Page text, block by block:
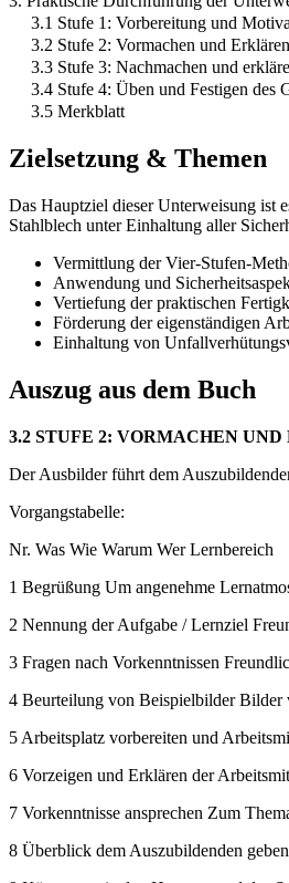
3.1 Stufe 1: Vorbereitung und
3.2 Stufe 2: Vormachen und
3.3 Stufe 3: Nachmachen und
3.4 Stufe 4: Üben und Festigen des
3.5 Merkblatt
Zielsetzung & Themen
Das Hauptziel dieser Unterweisung ist
Stahlblech unter Einhaltung aller
Vermittlung der Vier-Stufen-
Anwendung und
Vertiefung der praktischen
Förderung der eigenständigen
Einhaltung von
Auszug aus dem Buch
3.2 STUFE 2: VORMACHEN
Der Ausbilder führt dem
Vorgangstabelle:
Nr. Was Wie Warum Wer Lernbereich
1 Begrüßung Um angenehme
2 Nennung der Aufgabe / Lernziel
3 Fragen nach Vorkenntnissen
4 Beurteilung von Beispielbilder Bilder
5 Arbeitsplatz vorbereiten und
6 Vorzeigen und Erklären der
7 Vorkenntnisse ansprechen Zum
8 Überblick dem Auszubildenden